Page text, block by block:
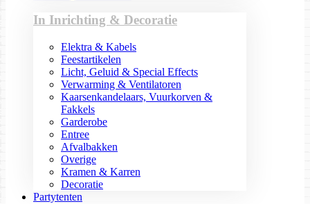
In Inrichting & Decoratie
Elektra & Kabels
Feestartikelen
Licht, Geluid & Special Effects
Verwarming & Ventilatoren
Kaarsenkandelaars, Vuurkorven &
Fakkels
Garderobe
Entree
Afvalbakken
Overige
Kramen & Karren
Decoratie
Partytenten